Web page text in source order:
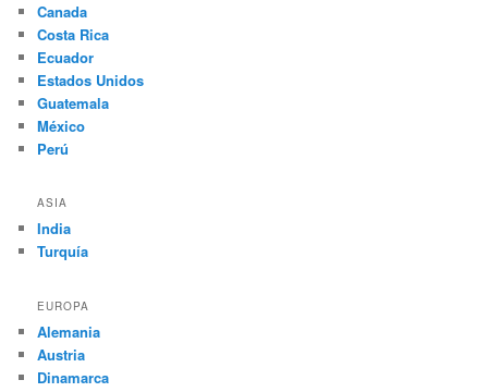
Canada
Costa Rica
Ecuador
Estados Unidos
Guatemala
México
Perú
ASIA
India
Turquía
EUROPA
Alemania
Austria
Dinamarca